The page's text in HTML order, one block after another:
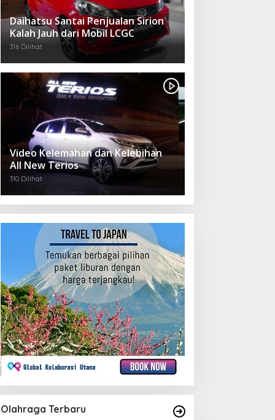
Daihatsu Santai Penjualan Sirion
Kalah Jauh dari Mobil LCGC
316 Dilihat
Video Kelemahan dan Kelebihan
All New Terios
310 Dilihat
Olahraga Terbaru